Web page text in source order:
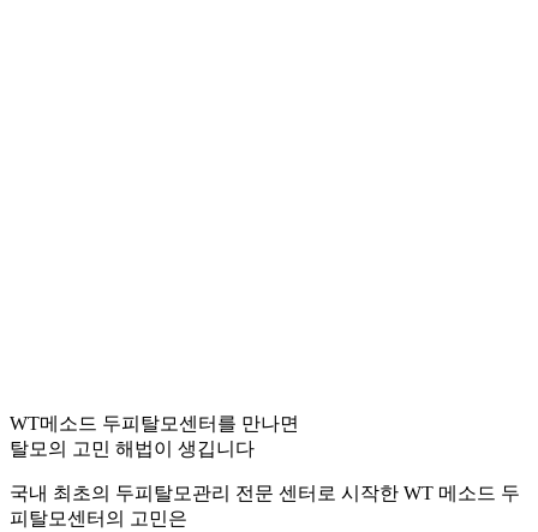
WT메소드 두피탈모센터를 만나면
탈모의 고민 해법이 생깁니다
국내 최초의 두피탈모관리 전문 센터로 시작한 WT 메소드 두
피탈모센터의 고민은